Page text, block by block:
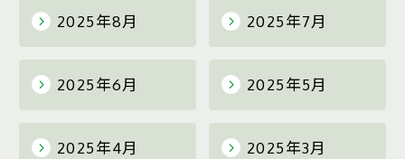
2025年8月 2025年7月
2025年6月 2025年5月
2025年4月 2025年3月